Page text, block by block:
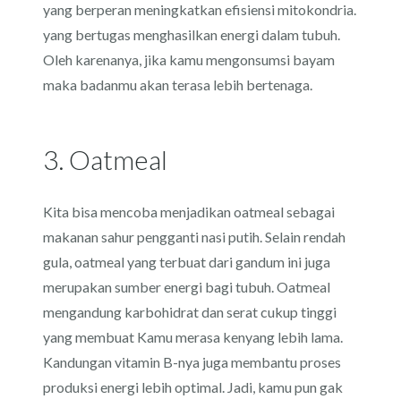
yang berperan meningkatkan efisiensi mitokondria.
yang bertugas menghasilkan energi dalam tubuh.
Oleh karenanya, jika kamu mengonsumsi bayam
maka badanmu akan terasa lebih bertenaga.
3. Oatmeal
Kita bisa mencoba menjadikan oatmeal sebagai
makanan sahur pengganti nasi putih. Selain rendah
gula, oatmeal yang terbuat dari gandum ini juga
merupakan sumber energi bagi tubuh. Oatmeal
mengandung karbohidrat dan serat cukup tinggi
yang membuat Kamu merasa kenyang lebih lama.
Kandungan vitamin B-nya juga membantu proses
produksi energi lebih optimal. Jadi, kamu pun gak